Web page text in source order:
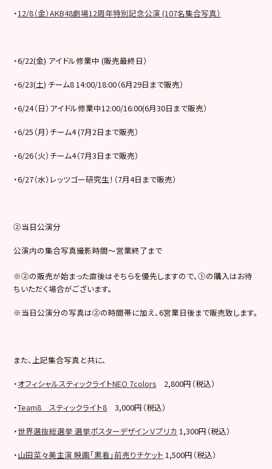
・12/8（金）AKB48劇場12周年特別記念公演 (107名集合写真）
・6/22(金) アイドル修業中 (販売最終日）
・6/23(土) チーム8 14:00/18:00（6月29日まで販売）
・6/24（日）アイドル修業中12:00/16:00(6月30日まで販売）
・6/25（月）チーム4 (7月2日まで販売）
・6/26（火）チーム4（7月3日まで販売）
・6/27（水）レッツゴー研究生！（7月4日まで販売）
②当日公演分
公演内の集合写真撮影時間～営業終了まで
※②の販売が始まった直後はそちらを優先しますので、①の購入はお待
ちいただく場合がございます。
※当日公演分の写真は②の時間帯に加え、6営業日後まで販売致します。
また、上記集合写真と共に、
・オフィシャルスティックライトNEO 7colors 2,800円（税込）
・Team8 スティックライト8 3,000円（税込）
・世界選抜総選挙 選挙ポスターデザインＶプリカ 1,300円（税込）
・山田菜々美主演 映画「黒看」前売りチケット 1,500円（税込）